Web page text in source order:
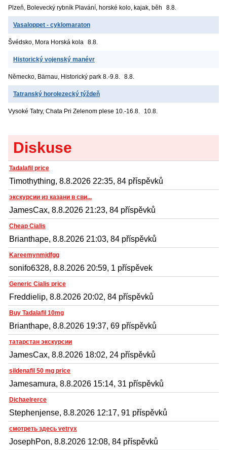
Plzeň, Bolevecký rybník Plavání, horské kolo, kajak, běh 8.8.
Vasaloppet - cyklomaraton
Švédsko, Mora Horská kola 8.8.
Historický vojenský manévr
Německo, Bärnau, Historický park 8.-9.8. 8.8.
Tatranský horolezecký týždeň
Vysoké Tatry, Chata Pri Zelenom plese 10.-16.8. 10.8.
Diskuse
Tadalafil price
Timothything, 8.8.2026 22:35, 84 příspěvků
экскурсии из казани в сви...
JamesCax, 8.8.2026 21:23, 84 příspěvků
Cheap Cialis
Brianthape, 8.8.2026 21:03, 84 příspěvků
Kareemynmjdfgg
sonifo6328, 8.8.2026 20:59, 1 příspěvek
Generic Cialis price
Freddielip, 8.8.2026 20:02, 84 příspěvků
Buy Tadalafil 10mg
Brianthape, 8.8.2026 19:37, 69 příspěvků
татарстан экскурсии
JamesCax, 8.8.2026 18:02, 24 příspěvků
sildenafil 50 mg price
Jamesamura, 8.8.2026 15:14, 31 příspěvků
Dichaelrerce
Stephenjense, 8.8.2026 12:17, 91 příspěvků
смотреть здесь vetryx
JosephPon, 8.8.2026 12:08, 84 příspěvků